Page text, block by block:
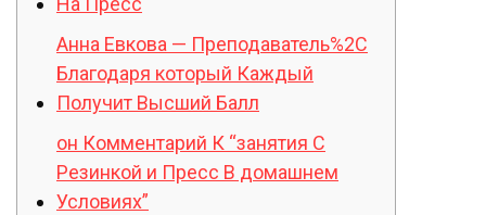
Анна Евкова — Преподаватель%2C
Благодаря который Каждый
Получит Высший Балл
он Комментарий К “занятия С
Резинкой и Пресс В домашнем
Условиях”